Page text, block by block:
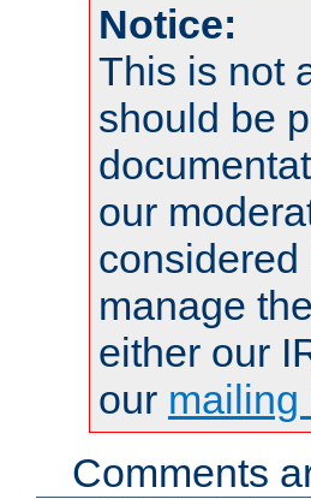
Notice:
This is not
should be
our
manage
either our
our mailing
Comments